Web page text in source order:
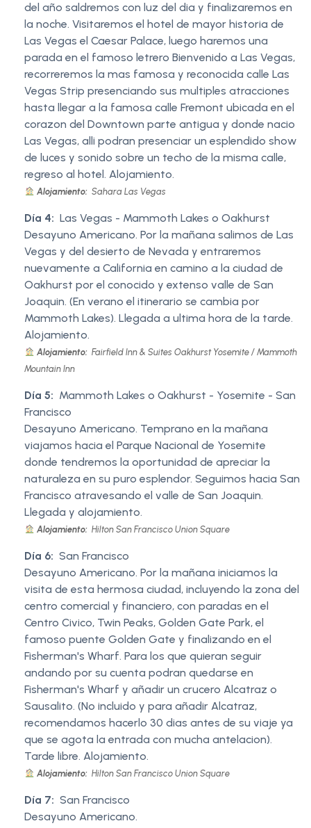
del año saldremos con luz del dia y finalizaremos en
la noche. Visitaremos el hotel de mayor historia de
Las Vegas el Caesar Palace, luego haremos una
parada en el famoso letrero Bienvenido a Las Vegas,
recorreremos la mas famosa y reconocida calle Las
Vegas Strip presenciando sus multiples atracciones
hasta llegar a la famosa calle Fremont ubicada en el
corazon del Downtown parte antigua y donde nacio
Las Vegas, alli podran presenciar un esplendido show
de luces y sonido sobre un techo de la misma calle,
regreso al hotel. Alojamiento.
Alojamiento: Sahara Las Vegas
Día 4: Las Vegas - Mammoth Lakes o Oakhurst
Desayuno Americano. Por la mañana salimos de Las
Vegas y del desierto de Nevada y entraremos
nuevamente a California en camino a la ciudad de
Oakhurst por el conocido y extenso valle de San
Joaquin. (En verano el itinerario se cambia por
Mammoth Lakes). Llegada a ultima hora de la tarde.
Alojamiento.
Alojamiento: Fairfield Inn & Suites Oakhurst Yosemite / Mammoth
Mountain Inn
Día 5: Mammoth Lakes o Oakhurst - Yosemite - San
Francisco
Desayuno Americano. Temprano en la mañana
viajamos hacia el Parque Nacional de Yosemite
donde tendremos la oportunidad de apreciar la
naturaleza en su puro esplendor. Seguimos hacia San
Francisco atravesando el valle de San Joaquin.
Llegada y alojamiento.
Alojamiento: Hilton San Francisco Union Square
Día 6: San Francisco
Desayuno Americano. Por la mañana iniciamos la
visita de esta hermosa ciudad, incluyendo la zona del
centro comercial y financiero, con paradas en el
Centro Civico, Twin Peaks, Golden Gate Park, el
famoso puente Golden Gate y finalizando en el
Fisherman's Wharf. Para los que quieran seguir
andando por su cuenta podran quedarse en
Fisherman's Wharf y añadir un crucero Alcatraz o
Sausalito. (No incluido y para añadir Alcatraz,
recomendamos hacerlo 30 dias antes de su viaje ya
que se agota la entrada con mucha antelacion).
Tarde libre. Alojamiento.
Alojamiento: Hilton San Francisco Union Square
Día 7: San Francisco
Desayuno Americano.